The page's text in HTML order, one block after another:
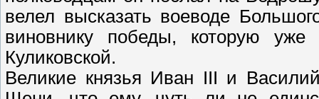
велел высказать воеводе
виновнику победы, которую
Куликовской.
Великие князья Иван III и